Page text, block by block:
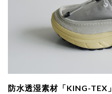
防水透湿素材「KING-TEX」